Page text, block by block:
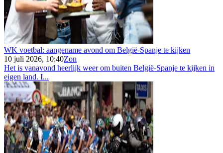
WK voetbal: aangename avond om België-Spanje te kijken
10 juli 2026, 10:40Zon
Het is vanavond heerlijk weer om buiten België-Spanje te kijken in
eigen land. I...